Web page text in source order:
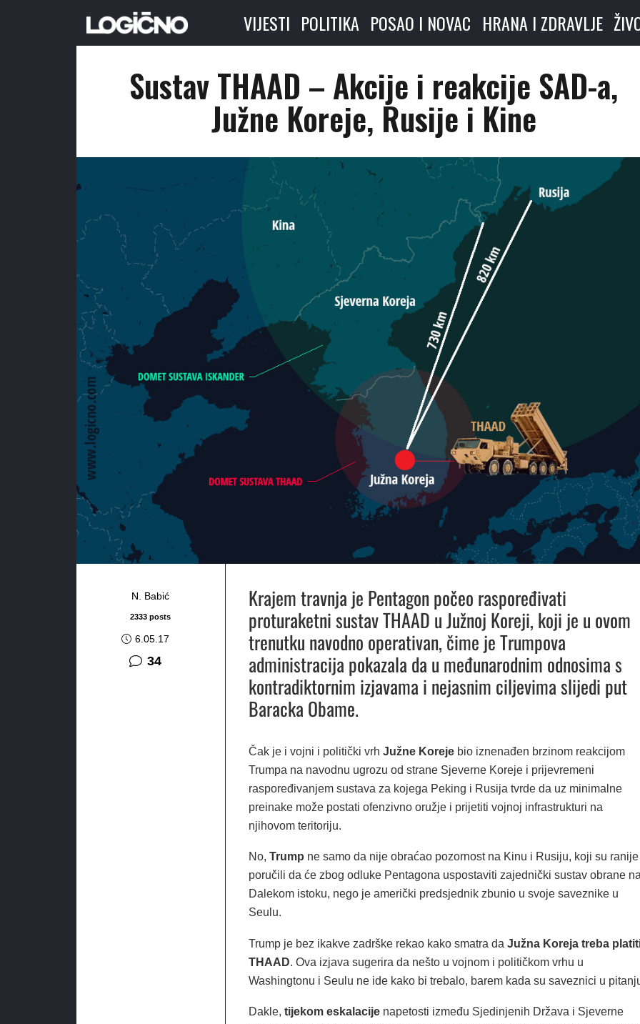
VIJESTI POLITIKA POSAO I NOVAC HRANA I ZDRAVLJE
Sustav THAAD – Akcije i reakcije SAD-a,
Južne Koreje, Rusije i Kine
N. Babić
2333 posts
6.05.17
34komentara
Krajem travnja je Pentagon počeo raspoređivati
proturaketni sustav THAAD u Južnoj Koreji, koji je u ovom
trenutku navodno operativan, čime je Trumpova
administracija pokazala da u međunarodnim odnosima s
kontradiktornim izjavama i nejasnim ciljevima slijedi put
Baracka Obame.
Čak je i vojni i politički vrh Južne Korejebio iznenađen brzinom reakcijom
Trumpa na navodnu ugrozu od strane Sjeverne Koreje i prijevremeni
raspoređivanjem sustava za kojega Peking i Rusija tvrde da uz minimalne
preinake može postati ofenzivno oružje i prijetiti vojnoj infrastrukturi na
njihovom teritoriju.
No, Trump ne samo da nije obraćao pozornost na Kinu i Rusiju, koji su ranije
poručili da će zbog odluke Pentagona uspostaviti zajednički sustav obrane
Dalekom istoku, nego je američki predsjednik zbunio u svoje saveznike u
Seulu.
Trump je bez ikakve zadrške rekao kako smatra da Južna Koreja treba
THAAD. Ova izjava sugerira da nešto u vojnom i političkom vrhu u
Washingtonu i Seulu ne ide kako bi trebalo, barem kada su saveznici u
Dakle, tijekom eskalacijenapetosti između Sjedinjenih Država i Sjeverne